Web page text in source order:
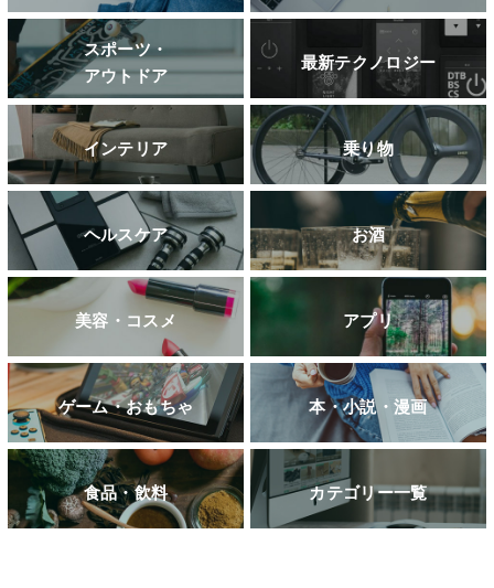
スポーツ・
アウトドア
最新テクノロジー
インテリア 乗り物
ヘルスケア お酒
美容・コスメ アプリ
ゲーム・おもちゃ 本・小説・漫画
食品・飲料 カテゴリー一覧